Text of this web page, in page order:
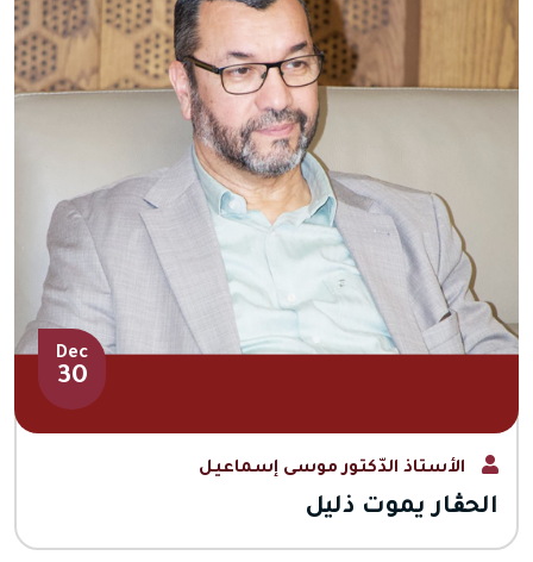
Dec
30
الأستاذ الدّكتور موسى إسماعيل
الحڨار يموت ذليل